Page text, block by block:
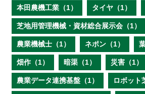
本田農機工業（1） タイヤ（1）
芝地用管理機械・資材総合展示会（1）
農業機械士（1） ネポン（1）
畑作（1） 暗渠（1） 災害（1）
農業データ連携基盤（1） ロボット